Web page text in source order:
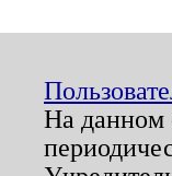
На данном